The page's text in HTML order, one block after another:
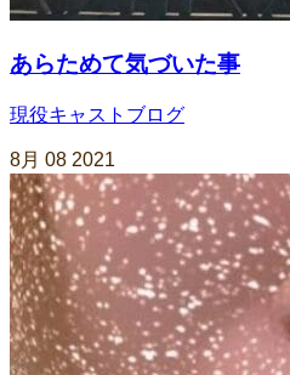
あらためて気づいた事
現役キャストブログ
8月 08 2021